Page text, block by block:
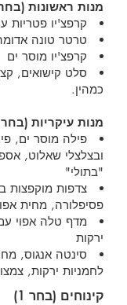
מנות ראשונות (בחר
קרפצ'יו פטריות
טרטר טונה
קרפצ'יו מוסר ים
סלט קישואים,
כמהין.
מנות עיקריות (בחרו
פילה מוסר ים,
ובצלצלי שאלוט,
"בתולי"
צדפות מוקפצות
פסיפלורה, מחית
מדף טלה אפוי
ירקות
סינטה אנגוס,
לחמניות ירקות,
קינוחים (בחר 1)